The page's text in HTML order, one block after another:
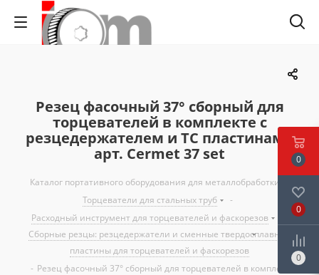
Резец фасочный 37° сборный для
торцевателей в комплекте с
резцедержателем и ТС пластинами
арт. Cermet 37 set
Каталог портативного оборудования для металлобработки
Торцеватели для стальных труб
-
Расходный инструмент для торцевателей и фаскорезов
Сборные резцы: резцедержатели и сменные твердосплавные
пластины для торцевателей и фаскорезов
- Резец фасочный 37° сборный для торцевателей в комплекте с
0
0
0